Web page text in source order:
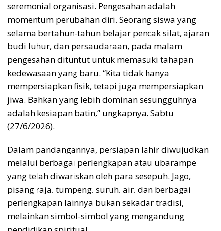
seremonial organisasi. Pengesahan adalah
momentum perubahan diri. Seorang siswa yang
selama bertahun-tahun belajar pencak silat, ajaran
budi luhur, dan persaudaraan, pada malam
pengesahan dituntut untuk memasuki tahapan
kedewasaan yang baru. “Kita tidak hanya
mempersiapkan fisik, tetapi juga mempersiapkan
jiwa. Bahkan yang lebih dominan sesungguhnya
adalah kesiapan batin,” ungkapnya, Sabtu
(27/6/2026).
Dalam pandangannya, persiapan lahir diwujudkan
melalui berbagai perlengkapan atau ubarampe
yang telah diwariskan oleh para sesepuh. Jago,
pisang raja, tumpeng, suruh, air, dan berbagai
perlengkapan lainnya bukan sekadar tradisi,
melainkan simbol-simbol yang mengandung